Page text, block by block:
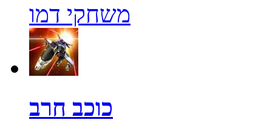
משחקי דמו
כוכב חרב